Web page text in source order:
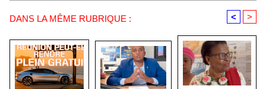
DANS LA MÊME RUBRIQUE : < >